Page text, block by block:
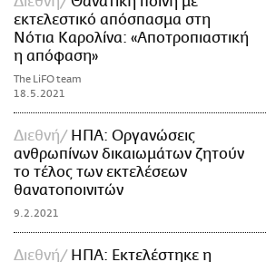
εκτελεστικό απόσπασμα στη
Νότια Καρολίνα: «Αποτροπιαστική
η απόφαση»
The LiFO team
18.5.2021
Διεθνή
ΗΠΑ: Οργανώσεις
ανθρωπίνων δικαιωμάτων ζητούν
το τέλος των εκτελέσεων
θανατοποινιτών
9.2.2021
Διεθνή
ΗΠΑ: Εκτελέστηκε η